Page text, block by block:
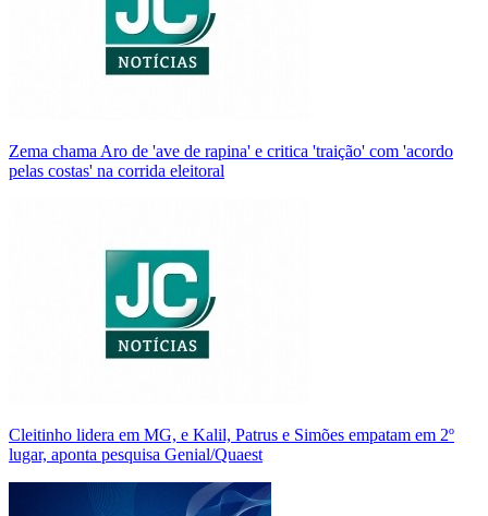
Zema chama Aro de 'ave de rapina' e critica 'traição' com 'acordo
pelas costas' na corrida eleitoral
Cleitinho lidera em MG, e Kalil, Patrus e Simões empatam em 2º
lugar, aponta pesquisa Genial/Quaest